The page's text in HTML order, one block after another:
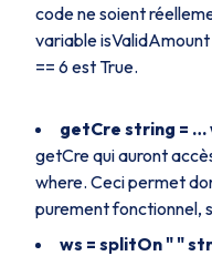
code ne soient
variableisValidAmount
== 6 est True.
getCre string = …
getCrequi auront
where. Ceci permet
purement fonctionnel,
ws = splitOn" "